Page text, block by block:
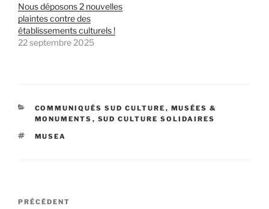
Nous déposons 2 nouvelles
plaintes contre des
établissements culturels !
22 septembre 2025
CATÉGORIES
COMMUNIQUÉS SUD CULTURE , MUSÉES &
MONUMENTS , SUD CULTURE SOLIDAIRES
ÉTIQUETTES
MUSEA
Navigation
Article
PRÉCÉDENT